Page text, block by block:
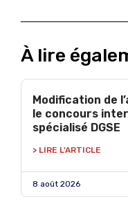
À lire
Modification de
le concours
spécialisé DGSE
> LIRE L'ARTICLE
8 août 2026